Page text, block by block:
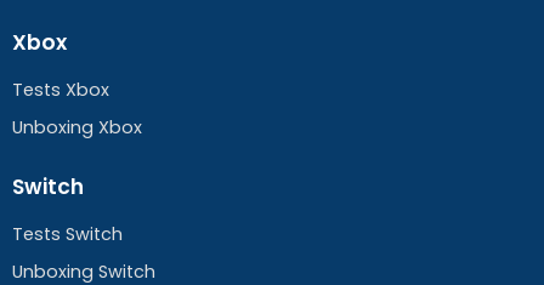
Xbox
Tests Xbox
Unboxing Xbox
Switch
Tests Switch
Unboxing Switch